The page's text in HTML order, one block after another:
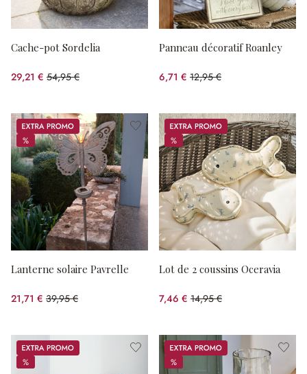
Cache-pot Sordelia
29,21 € 54,95 €
(46.84%spared)
Panneau décoratif Roanley
6,71 € 12,95 €
(48.19%spared)
Promos
%
%
Lanterne solaire Pavrelle
21,71 € 39,95 €
(45.66%spared)
Promos
%
%
Lot de 2 coussins Oceravia
7,46 € 14,95 €
(50.1%spared)
Promos
%
%
Promos
%
%